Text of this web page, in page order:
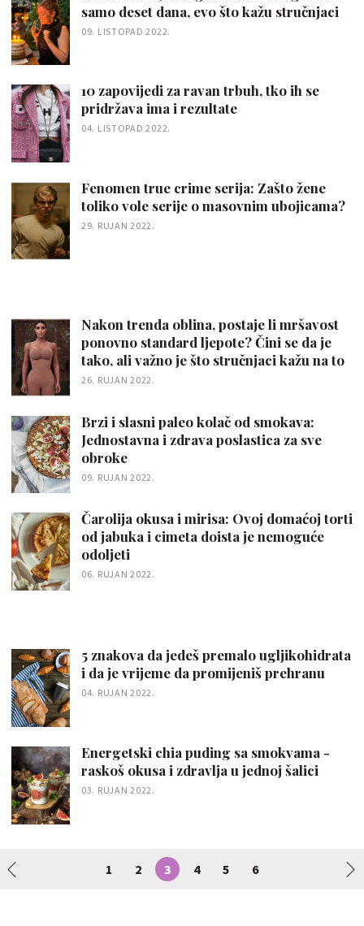
samo deset dana, evo što kažu stručnjaci
09. LISTOPAD 2022.
10 zapovijedi za ravan trbuh, tko ih se
pridržava ima i rezultate
04. LISTOPAD 2022.
Fenomen true crime serija: Zašto žene
toliko vole serije o masovnim ubojicama?
29. RUJAN 2022.
Nakon trenda oblina, postaje li mršavost
ponovno standard ljepote? Čini se da je
tako, ali važno je što stručnjaci kažu na to
26. RUJAN 2022.
Brzi i slasni paleo kolač od smokava:
Jednostavna i zdrava poslastica za sve
obroke
09. RUJAN 2022.
Čarolija okusa i mirisa: Ovoj domaćoj torti
od jabuka i cimeta doista je nemoguće
odoljeti
06. RUJAN 2022.
5 znakova da jedeš premalo ugljikohidrata
i da je vrijeme da promijeniš prehranu
04. RUJAN 2022.
Energetski chia puding sa smokvama -
raskoš okusa i zdravlja u jednoj šalici
03. RUJAN 2022.
1 2 3 4 5 6